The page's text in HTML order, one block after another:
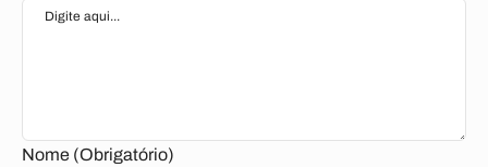
Nome (Obrigatório)